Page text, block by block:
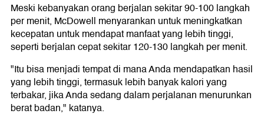
Meski kebanyakan orang berjalan sekitar 90-100 langkah
per menit, McDowell menyarankan untuk meningkatkan
kecepatan untuk mendapat manfaat yang lebih tinggi,
seperti berjalan cepat sekitar 120-130 langkah per menit.
"Itu bisa menjadi tempat di mana Anda mendapatkan hasil
yang lebih tinggi, termasuk lebih banyak kalori yang
terbakar, jika Anda sedang dalam perjalanan menurunkan
berat badan," katanya.